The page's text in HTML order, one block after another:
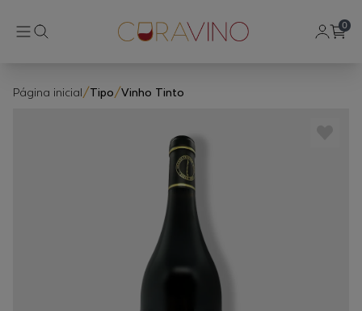
0
Página inicial/Tipo/Vinho Tinto